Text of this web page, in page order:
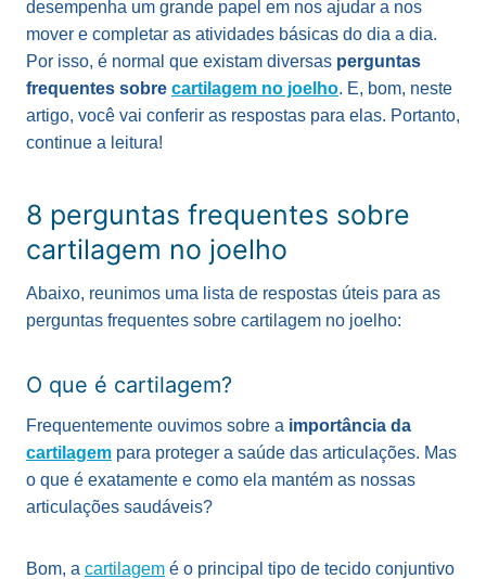
desempenha um grande papel em nos ajudar a nos
mover e completar as atividades básicas do dia a dia.
Por isso, é normal que existam diversas perguntas
frequentes sobre cartilagem no joelho. E, bom, neste
artigo, você vai conferir as respostas para elas. Portanto,
continue a leitura!
8 perguntas frequentes sobre
cartilagem no joelho
Abaixo, reunimos uma lista de respostas úteis para as
perguntas frequentes sobre cartilagem no joelho:
O que é cartilagem?
Frequentemente ouvimos sobre a importância da
cartilagem para proteger a saúde das articulações. Mas
o que é exatamente e como ela mantém as nossas
articulações saudáveis?
Bom, a cartilagem é o principal tipo de tecido conjuntivo